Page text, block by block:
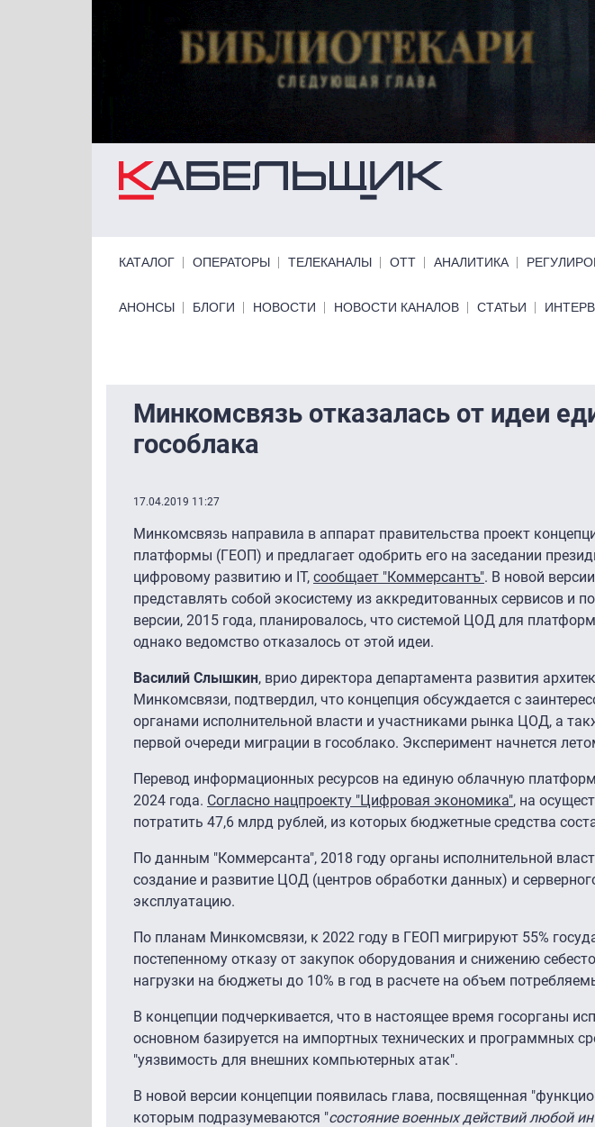
КАТАЛОГ ОПЕРАТОРЫ ТЕЛЕКАНАЛЫ ОТТ АНАЛИТИКА
Primary links bottom
АНОНСЫ БЛОГИ НОВОСТИ НОВОСТИ КАНАЛОВ СТАТЬИ
Минкомсвязь отказалась от идеи
гособлака
17.04.2019 11:27
Минкомсвязь направила в аппарат правительства проект
платформы (ГЕОП) и предлагает одобрить его на заседании
цифровому развитию и IT, сообщает "Коммерсантъ". В новой
представлять собой экосистему из аккредитованных сервисов и
версии, 2015 года, планировалось, что системой ЦОД для
однако ведомство отказалось от этой идеи.
Василий Слышкин, врио директора департамента развития
Минкомсвязи, подтвердил, что концепция обсуждается с
органами исполнительной власти и участниками рынка ЦОД, а
первой очереди миграции в гособлако. Эксперимент начнется
Перевод информационных ресурсов на единую облачную
2024 года. Согласно нацпроекту "Цифровая экономика", на
потратить 47,6 млрд рублей, из которых бюджетные средства
По данным "Коммерсанта", 2018 году органы исполнительной
создание и развитие ЦОД (центров обработки данных) и
эксплуатацию.
По планам Минкомсвязи, к 2022 году в ГЕОП мигрируют 55%
постепенному отказу от закупок оборудования и снижению
нагрузки на бюджеты до 10% в год в расчете на объем
В концепции подчеркивается, что в настоящее время госорганы
основном базируется на импортных технических и программных
"уязвимость для внешних компьютерных атак".
В новой версии концепции появилась глава, посвященная
которым подразумеваются "состояние военных действий любой